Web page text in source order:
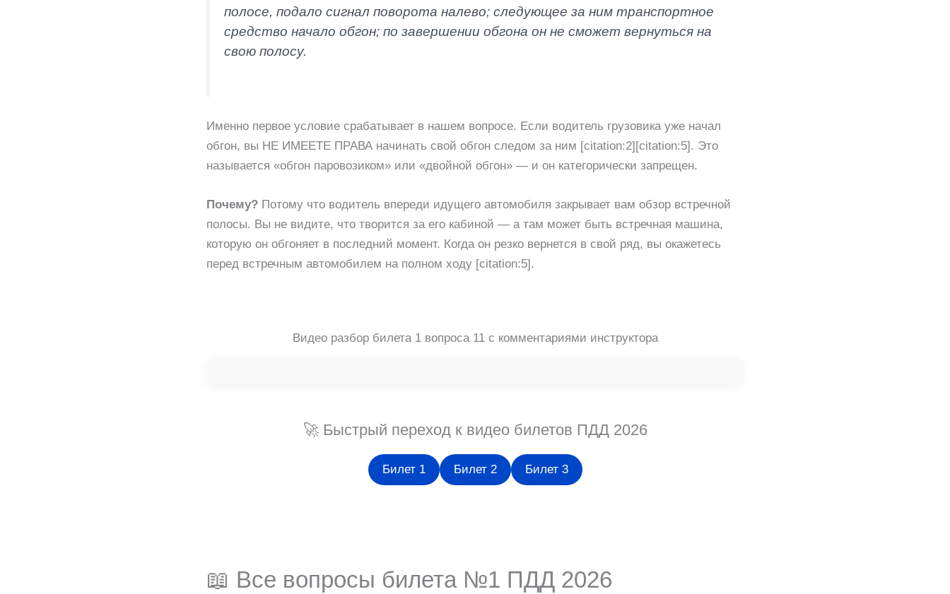
полосе, подало сигнал поворота налево; следующее за ним транспортное
средство начало обгон; по завершении обгона он не сможет вернуться на
свою полосу.
Именно первое условие срабатывает в нашем вопросе. Если водитель грузовика уже начал
обгон, вы НЕ ИМЕЕТЕ ПРАВА начинать свой обгон следом за ним [citation:2][citation:5]. Это
называется «обгон паровозиком» или «двойной обгон» — и он категорически запрещен.
Почему? Потому что водитель впереди идущего автомобиля закрывает вам обзор встречной
полосы. Вы не видите, что творится за его кабиной — а там может быть встречная машина,
которую он обгоняет в последний момент. Когда он резко вернется в свой ряд, вы окажетесь
перед встречным автомобилем на полном ходу [citation:5].
Видео разбор билета 1 вопроса 11 с комментариями инструктора
🚀 Быстрый переход к видео билетов ПДД 2026
Билет 1 Билет 2 Билет 3
📖 Все вопросы билета №1 ПДД 2026